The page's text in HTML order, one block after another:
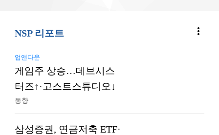
NSP 리포트 more_vert
업앤다운
게임주 상승…데브시스
터즈↑·고스트스튜디오↓
동향
삼성증권, 연금저축 ETF·